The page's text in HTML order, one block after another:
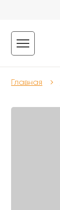
Главная